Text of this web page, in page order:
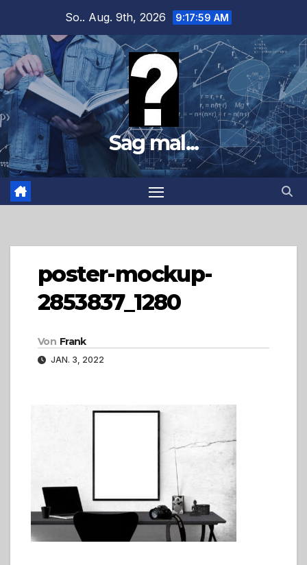
springen
So.. Aug. 9th, 2026 9:18:00 AM
Sag mal...
poster-mockup-
2853837_1280
Von Frank
JAN. 3, 2022